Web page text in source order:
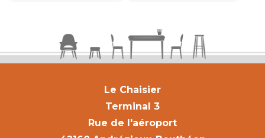
Le Chaisier
Terminal 3
Rue de l'aéroport